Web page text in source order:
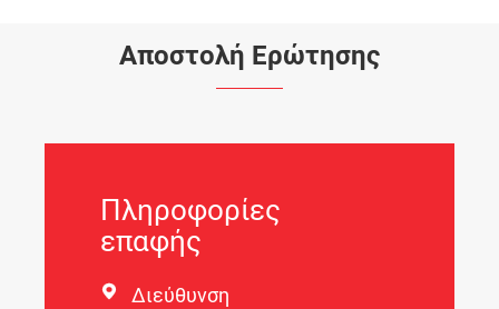
Αποστολή Ερώτησης
Πληροφορίες
επαφής
 Διεύθυνση